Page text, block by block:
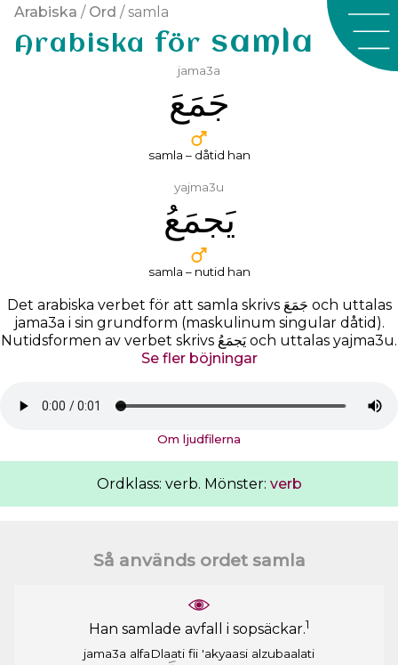
Arabiska / Ord / samla
Arabiska för samla
jama3a
ﺟَﻤَﻊَ
samla – dåtid han
yajma3u
ﻳَﺠﻤَﻊُ
samla – nutid han
Det arabiska verbet för att samla skrivs ﺟَﻤَﻊَ och uttalas
jama3a i sin grundform (maskulinum singular dåtid).
Nutidsformen av verbet skrivs ﻳَﺠﻤَﻊُ och uttalas yajma3u.
Se fler böjningar
Om ljudfilerna
Ordklass: verb. Mönster: verb
Så används ordet samla
Han samlade avfall i sopsäckar.1
jama3a alfaDlaati fii 'akyaasi alzubaalati